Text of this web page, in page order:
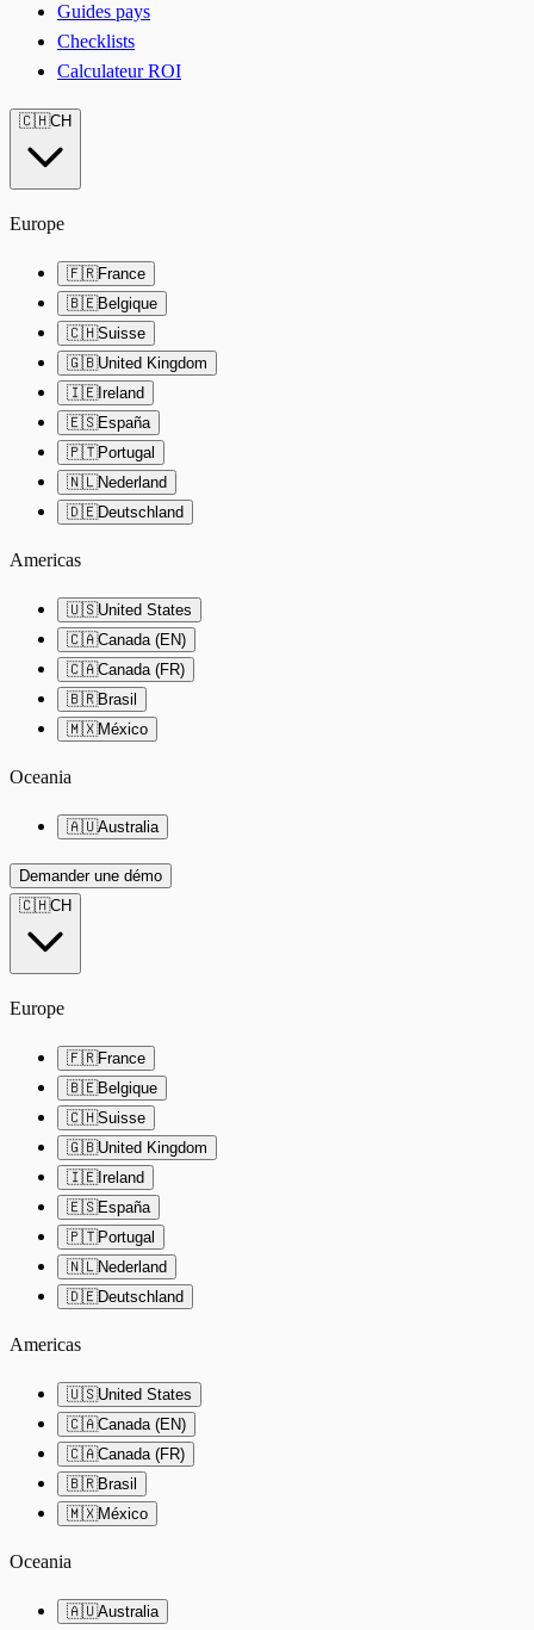
Guides pays
Checklists
Calculateur ROI
🇨🇭CH
Europe
🇫🇷France
🇧🇪Belgique
🇨🇭Suisse
🇬🇧United Kingdom
🇮🇪Ireland
🇪🇸España
🇵🇹Portugal
🇳🇱Nederland
🇩🇪Deutschland
Americas
🇺🇸United States
🇨🇦Canada (EN)
🇨🇦Canada (FR)
🇧🇷Brasil
🇲🇽México
Oceania
🇦🇺Australia
Demander une démo
🇨🇭CH
Europe
🇫🇷France
🇧🇪Belgique
🇨🇭Suisse
🇬🇧United Kingdom
🇮🇪Ireland
🇪🇸España
🇵🇹Portugal
🇳🇱Nederland
🇩🇪Deutschland
Americas
🇺🇸United States
🇨🇦Canada (EN)
🇨🇦Canada (FR)
🇧🇷Brasil
🇲🇽México
Oceania
🇦🇺Australia